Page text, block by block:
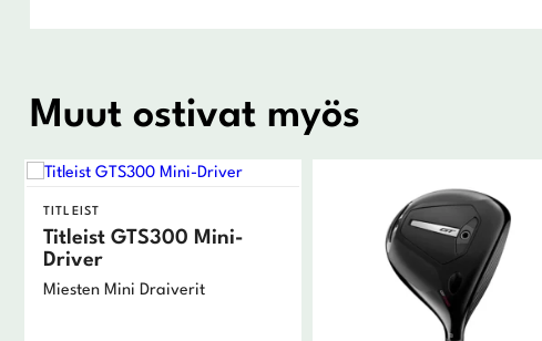
Muut ostivat myös
TITLEIST
Titleist GTS300 Mini-
Driver
Miesten Mini Draiverit